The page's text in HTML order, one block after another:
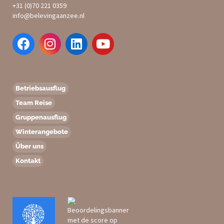
+31 (0)70 221 0359
info@belevingaanzee.nl
Betriebsausflug
Team Reise
Gruppenausflug
Winterangebote
Über uns
Kontakt